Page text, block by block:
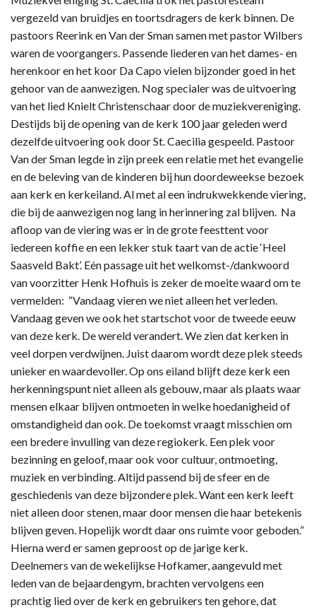
vergezeld van bruidjes en toortsdragers de kerk binnen. De
pastoors Reerink en Van der Sman samen met pastor Wilbers
waren de voorgangers. Passende liederen van het dames- en
herenkoor en het koor Da Capo vielen bijzonder goed in het
gehoor van de aanwezigen. Nog specialer was de uitvoering
van het lied Knielt Christenschaar door de muziekvereniging.
Destijds bij de opening van de kerk 100 jaar geleden werd
dezelfde uitvoering ook door St. Caecilia gespeeld. Pastoor
Van der Sman legde in zijn preek een relatie met het evangelie
en de beleving van de kinderen bij hun doordeweekse bezoek
aan kerk en kerkeiland. Al met al een indrukwekkende viering,
die bij de aanwezigen nog lang in herinnering zal blijven. Na
afloop van de viering was er in de grote feesttent voor
iedereen koffie en een lekker stuk taart van de actie ‘Heel
Saasveld Bakt’. Eén passage uit het welkomst-/dankwoord
van voorzitter Henk Hofhuis is zeker de moeite waard om te
vermelden: “Vandaag vieren we niet alleen het verleden.
Vandaag geven we ook het startschot voor de tweede eeuw
van deze kerk. De wereld verandert. We zien dat kerken in
veel dorpen verdwijnen. Juist daarom wordt deze plek steeds
unieker en waardevoller. Op ons eiland blijft deze kerk een
herkenningspunt niet alleen als gebouw, maar als plaats waar
mensen elkaar blijven ontmoeten in welke hoedanigheid of
omstandigheid dan ook. De toekomst vraagt misschien om
een bredere invulling van deze regiokerk. Een plek voor
bezinning en geloof, maar ook voor cultuur, ontmoeting,
muziek en verbinding. Altijd passend bij de sfeer en de
geschiedenis van deze bijzondere plek. Want een kerk leeft
niet alleen door stenen, maar door mensen die haar betekenis
blijven geven. Hopelijk wordt daar ons ruimte voor geboden.”
Hierna werd er samen geproost op de jarige kerk.
Deelnemers van de wekelijkse Hofkamer, aangevuld met
leden van de bejaardengym, brachten vervolgens een
prachtig lied over de kerk en gebruikers ten gehore, dat